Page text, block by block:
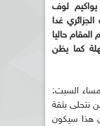
يواكيم لوف
غدا
حاليا
كما يظن
السبت:
نتحلى بثقة
هذا سيكون